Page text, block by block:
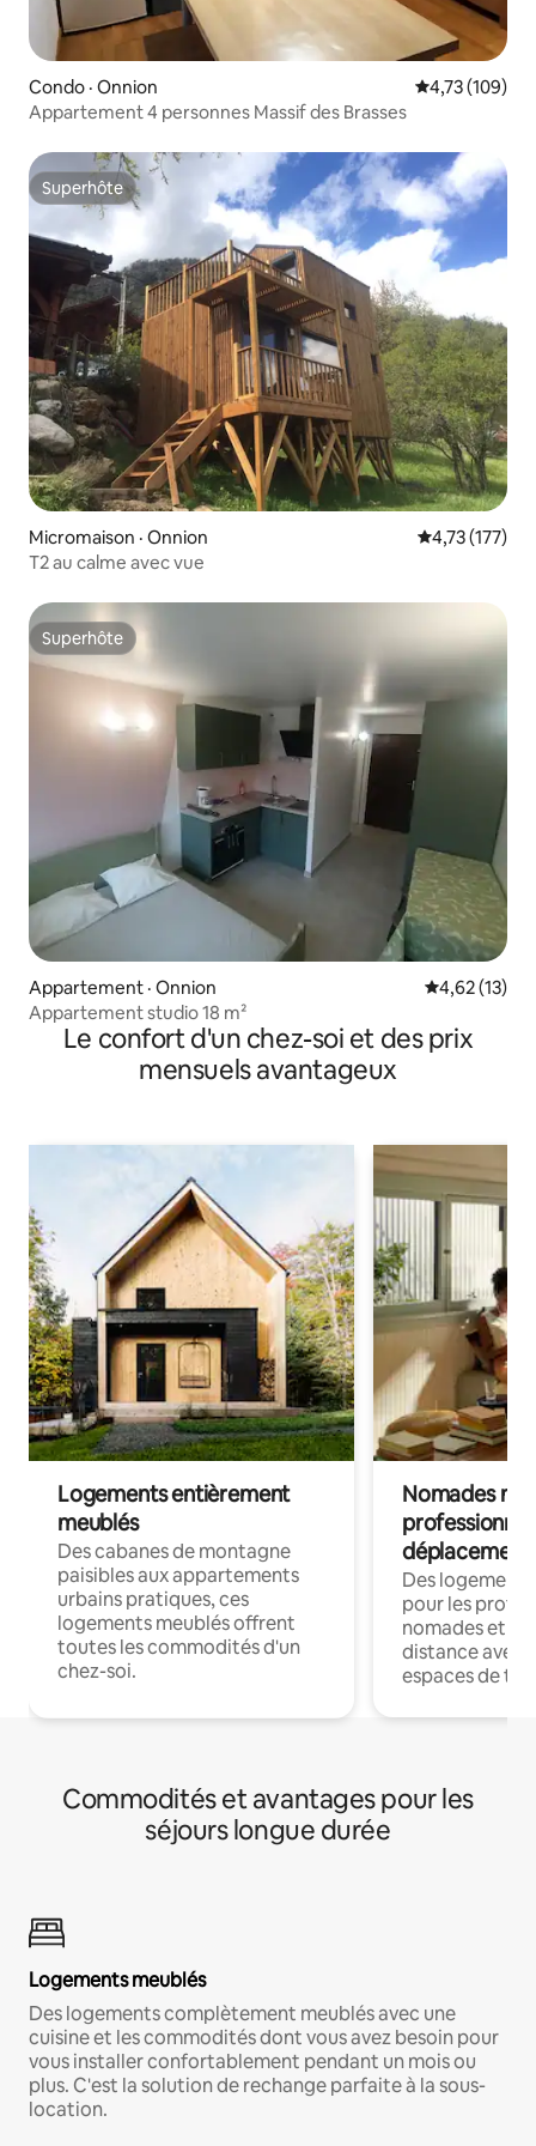
Condo · Onnion Note
4,73 (109)
Appartement 4 personnes Massif des Brasses
Superhôte
Superhôte
Micromaison · Onnion Note
4,73 (177)
T2 au calme avec vue
Superhôte
Superhôte
Appartement · Onnion Note
4,62 (13)
Appartement studio 18 m²
Le confort d'un chez-soi et des prix
mensuels avantageux
Logements entièrement
meublés
Des cabanes de montagne
paisibles aux appartements
urbains pratiques, ces
logements meublés offrent
toutes les commodités d'un
chez-soi.
Nomades
déplacement
Des
pour les
nomades et
distance avec
espaces de
Commodités et avantages pour les
séjours longue durée
Logements meublés
Des logements complètement meublés avec une
cuisine et les commodités dont vous avez besoin pour
vous installer confortablement pendant un mois ou
plus. C'est la solution de rechange parfaite à la sous-
location.